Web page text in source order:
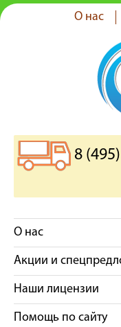
О нас
8
О нас
Акции и
Наши лицензии
Помощь по сайту